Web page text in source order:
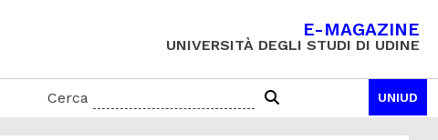
E-MAGAZINE
UNIVERSITÀ DEGLI STUDI DI UDINE
Cerca UNIUD